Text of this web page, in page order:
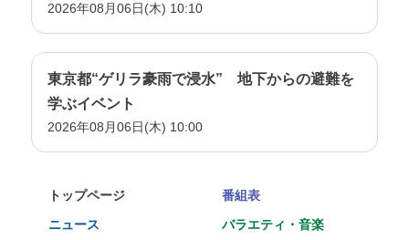
2026年08月06日(木) 10:10
東京都“ゲリラ豪雨で浸水” 地下からの避難を
学ぶイベント
2026年08月06日(木) 10:00
トップページ
番組表
ニュース
バラエティ・音楽